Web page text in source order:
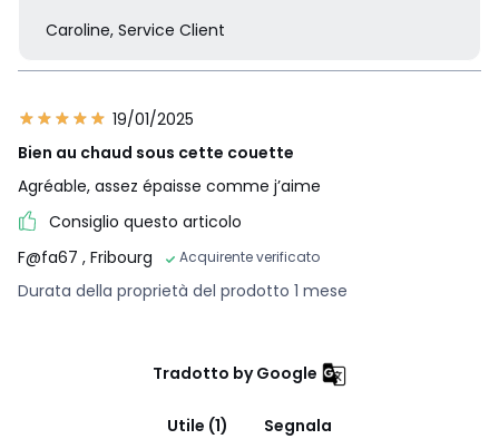
Caroline, Service Client
19/01/2025
Bien au chaud sous cette couette
Agréable, assez épaisse comme j’aime
Consiglio questo articolo
F@fa67 , Fribourg Acquirente verificato
Durata della proprietà del prodotto 1 mese
Tradotto by Google
Utile (1)
Segnala